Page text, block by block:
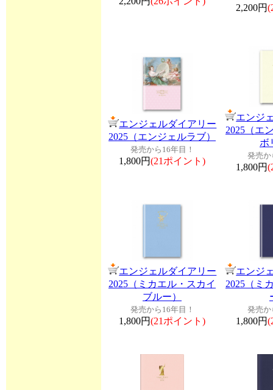
2,200円
エンジェルダイアリー
2025（エンジェルラブ）
発売から16年目！
1,800円(21ポイント)
エンジ
2025（エ
ボ
発売か
1,800円
エンジェルダイアリー
2025（ミカエル・スカイ
ブルー）
発売から16年目！
1,800円(21ポイント)
エンジ
2025（ミ
発売か
1,800円